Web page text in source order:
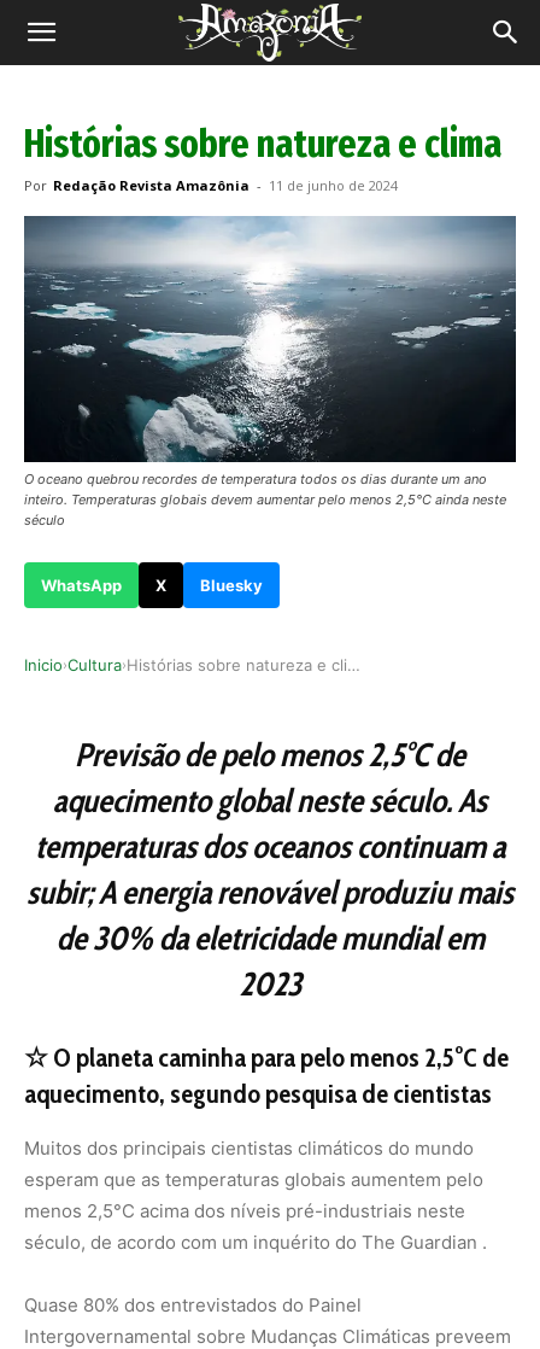
Revista
Histórias sobre natureza e clima
Por Redação Revista Amazônia - 11 de junho de 2024
O oceano quebrou recordes de temperatura todos os dias durante um ano
inteiro. Temperaturas globais devem aumentar pelo menos 2,5°C ainda neste
século
WhatsApp X Bluesky
Inicio›Cultura› Histórias sobre natureza e clima
Previsão de pelo menos 2,5°C de
aquecimento global neste século.As
temperaturas dos oceanos continuam a
subir; A energia renovável produziu mais
de 30% da eletricidade mundial em
2023
☆ O planeta caminha para pelo menos 2,5°C de
aquecimento, segundo pesquisa de cientistas
Muitos dos principais cientistas climáticos do mundo
esperam que as temperaturas globais aumentem pelo
menos 2,5°C acima dos níveis pré-industriais neste
século, de acordo com um inquérito do The Guardian .
Quase 80% dos entrevistados do Painel
Intergovernamental sobre Mudanças Climáticas preveem